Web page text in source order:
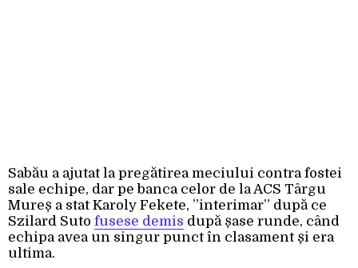
Sabău a ajutat la pregătirea meciului contra fostei
sale echipe, dar pe banca celor de la ACS Târgu
Mureș a stat Karoly Fekete, ”interimar” după ce
Szilard Suto fusese demis după șase runde, când
echipa avea un singur punct în clasament și era
ultima.